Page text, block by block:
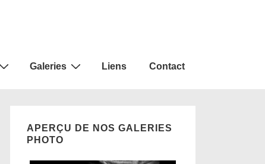
Galeries Liens Contact
APERÇU DE NOS GALERIES
PHOTO